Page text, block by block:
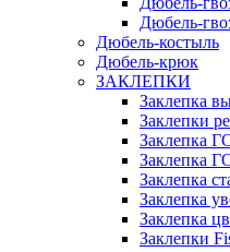
Дюбель-
Дюбель-костыль
Дюбель-крюк
ЗАКЛЕПКИ
Заклепка
Заклепки
Заклепка
Заклепка
Заклепка
Заклепка
Заклепка
Заклепки